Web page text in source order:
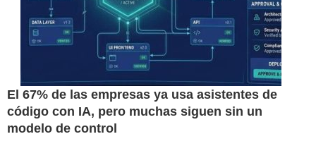
El 67% de las empresas ya usa asistentes de
código con IA, pero muchas siguen sin un
modelo de control